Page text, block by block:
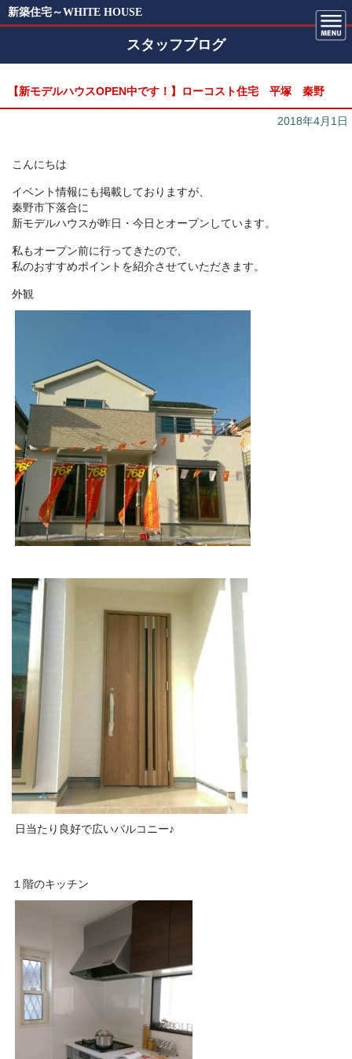
新築住宅～WHITE HOUSE
スタッフブログ
【新モデルハウスOPEN中です！】ローコスト住宅 平塚 秦野
2018年4月1日
こんにちは
イベント情報にも掲載しておりますが、
秦野市下落合に
新モデルハウスが昨日・今日とオープンしています。
私もオープン前に行ってきたので、
私のおすすめポイントを紹介させていただきます。
外観
日当たり良好で広いバルコニー♪
１階のキッチン